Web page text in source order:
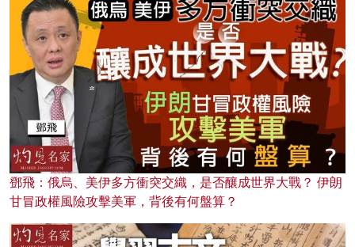
鄧飛：俄烏、美伊多方衝突交織，是否釀成世界大戰？ 伊朗
甘冒政權風險攻擊美軍，背後有何盤算？